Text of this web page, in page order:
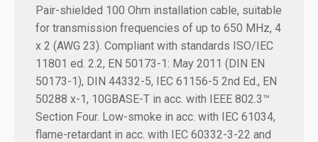
Pair-shielded 100 Ohm installation cable, suitable
for transmission frequencies of up to 650 MHz, 4
x 2 (AWG 23). Compliant with standards ISO/IEC
11801 ed. 2.2, EN 50173-1: May 2011 (DIN EN
50173-1), DIN 44332-5, IEC 61156-5 2nd Ed., EN
50288 x-1, 10GBASE-T in acc. with IEEE 802.3™
Section Four. Low-smoke in acc. with IEC 61034,
flame-retardant in acc. with IEC 60332-3-22 and